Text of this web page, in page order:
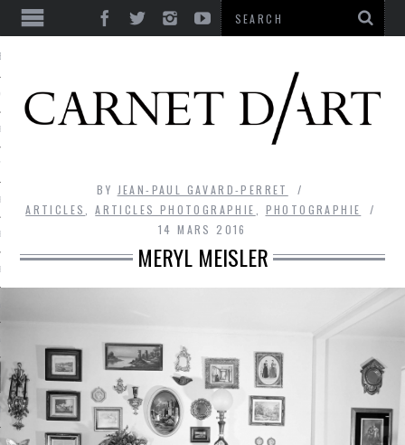
ULTIME
RIRE
FOLIE
BONHEUR
BY JEAN-PAUL GAVARD-PERRET
ARTICLES
,ARTICLES PHOTOGRAPHIE
PHOTOGRAPHIE
14 MARS 2016
MERYL MEISLER